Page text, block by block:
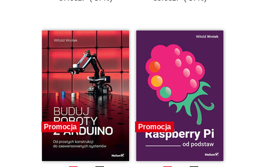
Promocja Promocja